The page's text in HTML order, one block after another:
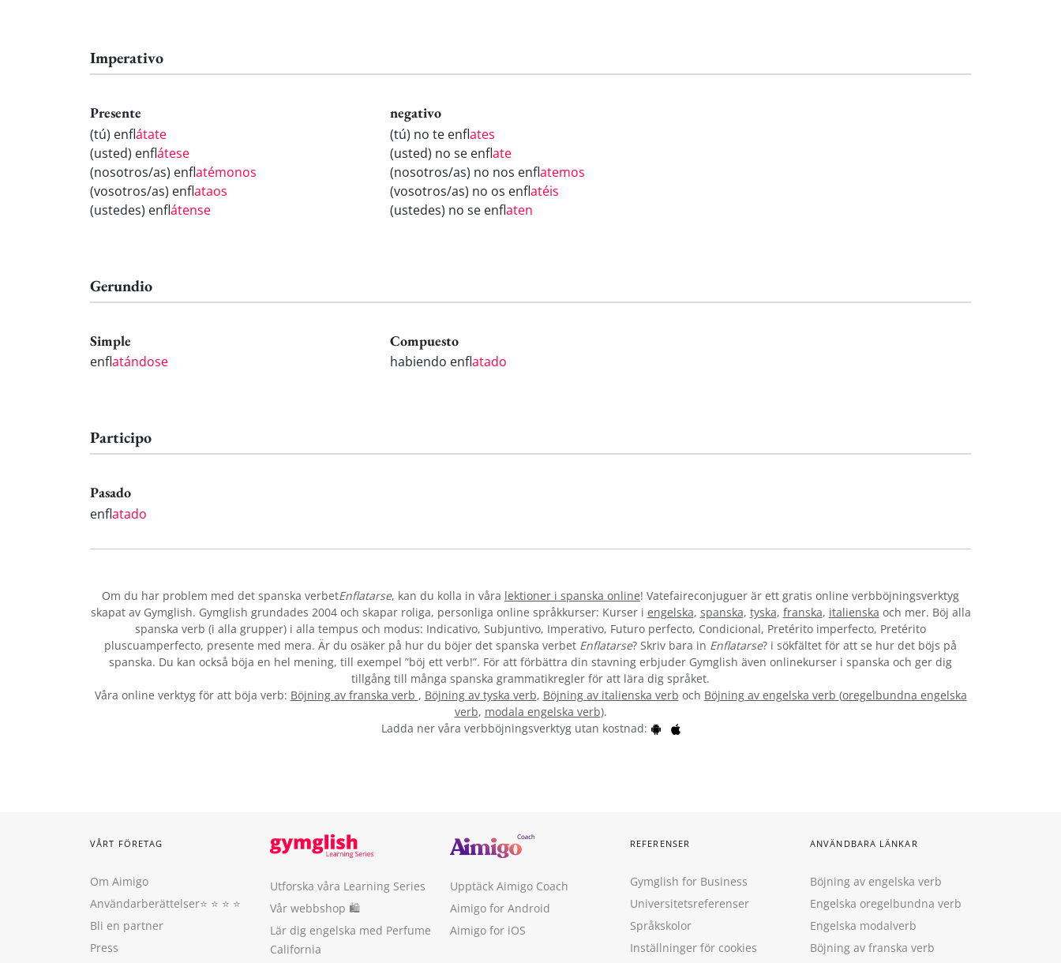
Imperativo
Presente
(tú) enflátate
(usted) enflátese
(nosotros/as) enflatémonos
(vosotros/as) enflataos
(ustedes) enflátense
negativo
(tú) no te enflates
(usted) no se enflate
(nosotros/as) no nos enflatemos
(vosotros/as) no os enflatéis
(ustedes) no se enflaten
Gerundio
Simple
enflatándose
Compuesto
habiendo enflatado
Participo
Pasado
enflatado
Om du har problem med det spanska verbetEnflatarse, kan du kolla in våra lektioner i spanska online! Vatefaireconjuguer är ett gratis online verbböjningsverktyg
skapat av Gymglish. Gymglish grundades 2004 och skapar roliga, personliga online språkkurser: Kurser i engelska, spanska, tyska, franska, italienska och mer. Böj alla
spanska verb (i alla grupper) i alla tempus och modus: Indicativo, Subjuntivo, Imperativo, Futuro perfecto, Condicional, Pretérito imperfecto, Pretérito
pluscuamperfecto, presente med mera. Är du osäker på hur du böjer det spanska verbet Enflatarse? Skriv bara in Enflatarse? i sökfältet för att se hur det böjs på
spanska. Du kan också böja en hel mening, till exempel ”böj ett verb!”. För att förbättra din stavning erbjuder Gymglish även onlinekurser i spanska och ger dig
tillgång till många spanska grammatikregler för att lära dig språket.
Våra online verktyg för att böja verb: Böjning av franska verb , Böjning av tyska verb, Böjning av italienska verb och Böjning av engelska verb (oregelbundna engelska
verb, modala engelska verb).
Ladda ner våra verbböjningsverktyg utan kostnad:
VÅRT FÖRETAG
Om Aimigo
Användarberättelser⭐️ ⭐️ ⭐️ ⭐️
Bli en partner
Press
Utforska våra Learning Series
Vår webbshop 🛍
Lär dig engelska med Perfume
California
Upptäck Aimigo Coach
Aimigo for Android
Aimigo for iOS
REFERENSER
Gymglish for Business
Universitetsreferenser
Språkskolor
Inställninger för cookies
ANVÄNDBARA LÄNKAR
Böjning av engelska verb
Engelska oregelbundna verb
Engelska modalverb
Böjning av franska verb